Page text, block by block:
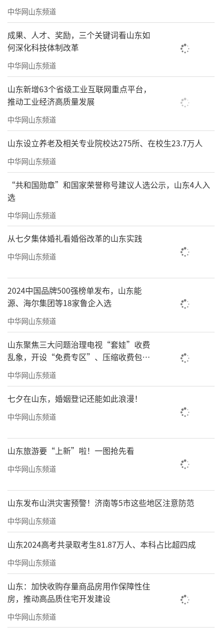
中华网山东频道
成果、人才、奖励，三个关键词看山东如
何深化科技体制改革
中华网山东频道
山东新增63个省级工业互联网重点平台，
推动工业经济高质量发展
中华网山东频道
山东设立养老及相关专业院校达275所、在校生23.7万人
中华网山东频道
“共和国勋章”和国家荣誉称号建议人选公示，山东4人入
选
中华网山东频道
从七夕集体婚礼看婚俗改革的山东实践
中华网山东频道
2024中国品牌500强榜单发布，山东能
源、海尔集团等18家鲁企入选
中华网山东频道
山东聚焦三大问题治理电视“套娃”收费
乱象，开设“免费专区”、压缩收费包比
例70%以上
中华网山东频道
七夕在山东，婚姻登记还能如此浪漫！
中华网山东频道
山东旅游要“上新”啦！一图抢先看
中华网山东频道
山东发布山洪灾害预警！济南等5市这些地区注意防范
中华网山东频道
山东2024高考共录取考生81.87万人、本科占比超四成
中华网山东频道
山东：加快收购存量商品房用作保障性住
房，推动高品质住宅开发建设
中华网山东频道